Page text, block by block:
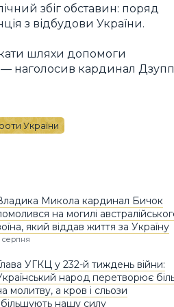
збіг обставин: поряд
з відбудови України.
шляхи допомоги
— наголосив кардинал
України
Микола кардинал Бичок
на могилі
який віддав життя за Україну
серпня
УГКЦ у 232-й тиждень війни:
народ перетворює
молитву, а кров і сльози
нашу силу